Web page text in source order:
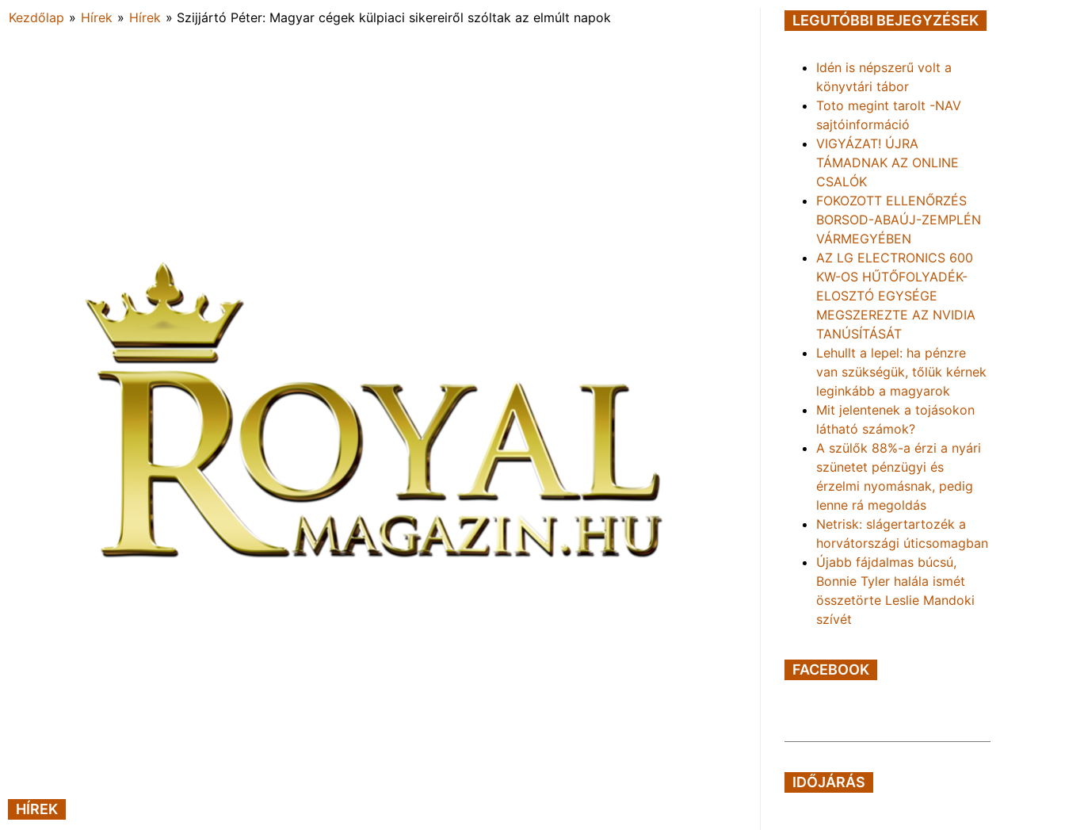
Kezdőlap » Hírek » Hírek » Szijjártó Péter: Magyar cégek külpiaci sikereiről szóltak az elmúlt napok
HÍREK
LEGUTÓBBI BEJEGYZÉSEK
Idén is népszerű volt a
könyvtári tábor
Toto megint tarolt -NAV
sajtóinformáció
VIGYÁZAT! ÚJRA
TÁMADNAK AZ ONLINE
CSALÓK
FOKOZOTT ELLENŐRZÉS
BORSOD-ABAÚJ-ZEMPLÉN
VÁRMEGYÉBEN
AZ LG ELECTRONICS 600
KW-OS HŰTŐFOLYADÉK-
ELOSZTÓ EGYSÉGE
MEGSZEREZTE AZ NVIDIA
TANÚSÍTÁSÁT
Lehullt a lepel: ha pénzre
van szükségük, tőlük kérnek
leginkább a magyarok
Mit jelentenek a tojásokon
látható számok?
A szülők 88%-a érzi a nyári
szünetet pénzügyi és
érzelmi nyomásnak, pedig
lenne rá megoldás
Netrisk: slágertartozék a
horvátországi úticsomagban
Újabb fájdalmas búcsú,
Bonnie Tyler halála ismét
összetörte Leslie Mandoki
szívét
FACEBOOK
IDŐJÁRÁS